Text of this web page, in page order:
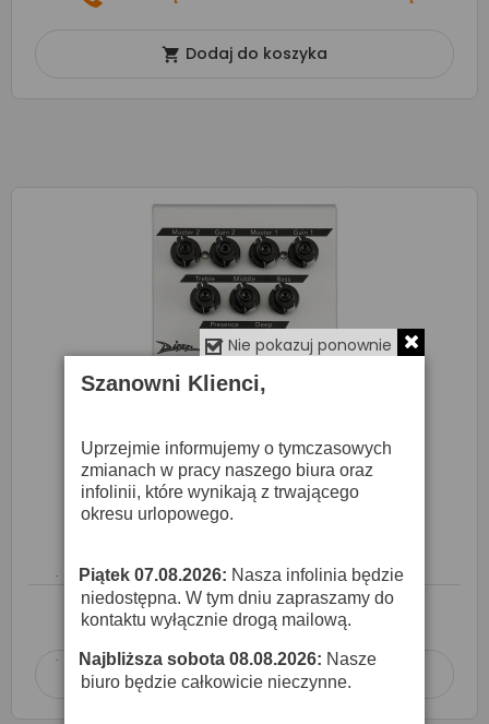
 Dodaj do koszyka
Diezel VH4-2 - Efekt Gitarowy
O DOSTĘPNOŚĆ ZAPYTAJ SPRZEDAWCĘ
 Dodaj do koszyka
Nie pokazuj ponownie
Szanowni Klienci,
Uprzejmie informujemy o tymczasowych
zmianach w pracy naszego biura oraz
infolinii, które wynikają z trwającego
okresu urlopowego.
· Piątek 07.08.2026: Nasza infolinia będzie
niedostępna. W tym dniu zapraszamy do
kontaktu wyłącznie drogą mailową.
· Najbliższa sobota 08.08.2026: Nasze
biuro będzie całkowicie nieczynne.